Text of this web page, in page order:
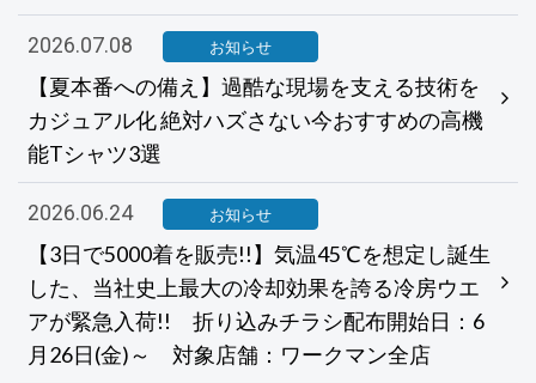
2026.07.08 お知らせ
【夏本番への備え】過酷な現場を支える技術を
カジュアル化 絶対ハズさない今おすすめの高機
能Tシャツ3選
2026.06.24 お知らせ
【3日で5000着を販売!!】気温45℃を想定し誕生
した、当社史上最大の冷却効果を誇る冷房ウエ
アが緊急入荷!! 折り込みチラシ配布開始日：6
月26日(金)～ 対象店舗：ワークマン全店